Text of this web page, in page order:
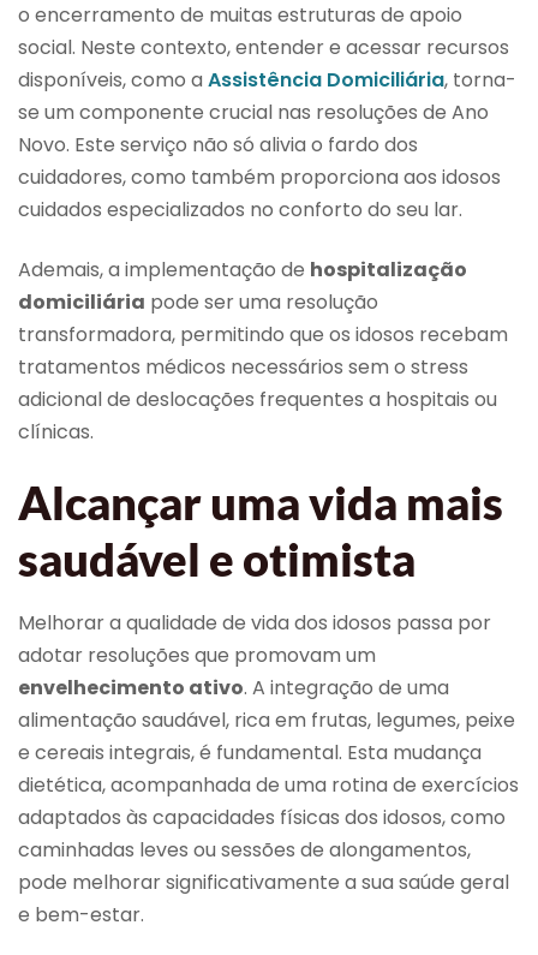
o encerramento de muitas estruturas de apoio
social. Neste contexto, entender e acessar recursos
disponíveis, como a Assistência Domiciliária, torna-
se um componente crucial nas resoluções de Ano
Novo. Este serviço não só alivia o fardo dos
cuidadores, como também proporciona aos idosos
cuidados especializados no conforto do seu lar.
Ademais, a implementação de hospitalização
domiciliária pode ser uma resolução
transformadora, permitindo que os idosos recebam
tratamentos médicos necessários sem o stress
adicional de deslocações frequentes a hospitais ou
clínicas.
Alcançar uma vida mais
saudável e otimista
Melhorar a qualidade de vida dos idosos passa por
adotar resoluções que promovam um
envelhecimento ativo. A integração de uma
alimentação saudável, rica em frutas, legumes, peixe
e cereais integrais, é fundamental. Esta mudança
dietética, acompanhada de uma rotina de exercícios
adaptados às capacidades físicas dos idosos, como
caminhadas leves ou sessões de alongamentos,
pode melhorar significativamente a sua saúde geral
e bem-estar.